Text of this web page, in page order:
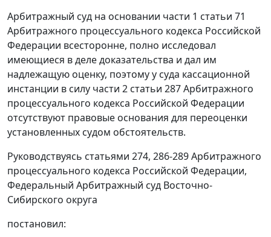
Арбитражный суд на основании части 1 статьи 71
Арбитражного процессуального кодекса Российской
Федерации всесторонне, полно исследовал
имеющиеся в деле доказательства и дал им
надлежащую оценку, поэтому у суда кассационной
инстанции в силу части 2 статьи 287 Арбитражного
процессуального кодекса Российской Федерации
отсутствуют правовые основания для переоценки
установленных судом обстоятельств.
Руководствуясь статьями 274, 286-289 Арбитражного
процессуального кодекса Российской Федерации,
Федеральный Арбитражный суд Восточно-
Сибирского округа
постановил: